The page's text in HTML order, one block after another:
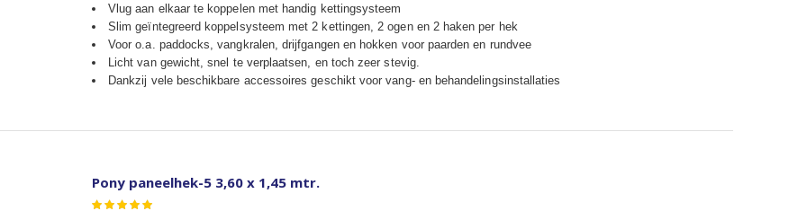
Vlug aan elkaar te koppelen met handig kettingsysteem
Slim geïntegreerd koppelsysteem met 2 kettingen, 2 ogen en 2 haken per hek
Voor o.a. paddocks, vangkralen, drijfgangen en hokken voor paarden en rundvee
Licht van gewicht, snel te verplaatsen, en toch zeer stevig.
Dankzij vele beschikbare accessoires geschikt voor vang- en behandelingsinstallaties
Pony paneelhek-5 3,60 x 1,45 mtr.
Waardering: